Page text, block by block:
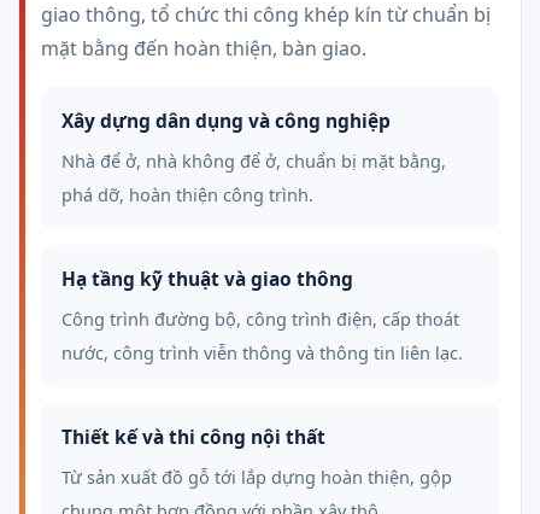
giao thông, tổ chức thi công khép kín từ chuẩn bị
mặt bằng đến hoàn thiện, bàn giao.
Xây dựng dân dụng và công nghiệp
Nhà để ở, nhà không để ở, chuẩn bị mặt bằng,
phá dỡ, hoàn thiện công trình.
Hạ tầng kỹ thuật và giao thông
Công trình đường bộ, công trình điện, cấp thoát
nước, công trình viễn thông và thông tin liên lạc.
Thiết kế và thi công nội thất
Từ sản xuất đồ gỗ tới lắp dựng hoàn thiện, gộp